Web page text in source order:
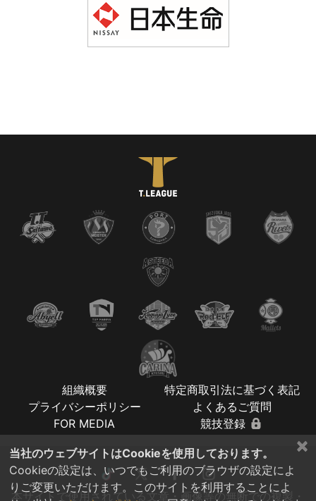
組織概要
特定商取引法に基づく表記
プライバシーポリシー
よくあるご質問
FOR MEDIA
競技登録
本サイトで使用されている文章・画像等の無断での複製・
×
当社のウェブサイトはCookieを使用しております。
Cookieの設定は、いつでもご利用のブラウザの設定によ
りご変更いただけます。このサイトを利用することによ